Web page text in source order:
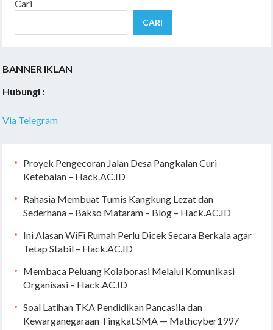
Cari
CARI
BANNER IKLAN
Hubungi :
Via Telegram
Proyek Pengecoran Jalan Desa Pangkalan Curi
Ketebalan – Hack.AC.ID
Rahasia Membuat Tumis Kangkung Lezat dan
Sederhana – Bakso Mataram – Blog – Hack.AC.ID
Ini Alasan WiFi Rumah Perlu Dicek Secara Berkala agar
Tetap Stabil – Hack.AC.ID
Membaca Peluang Kolaborasi Melalui Komunikasi
Organisasi – Hack.AC.ID
Soal Latihan TKA Pendidikan Pancasila dan
Kewarganegaraan Tingkat SMA — Mathcyber1997